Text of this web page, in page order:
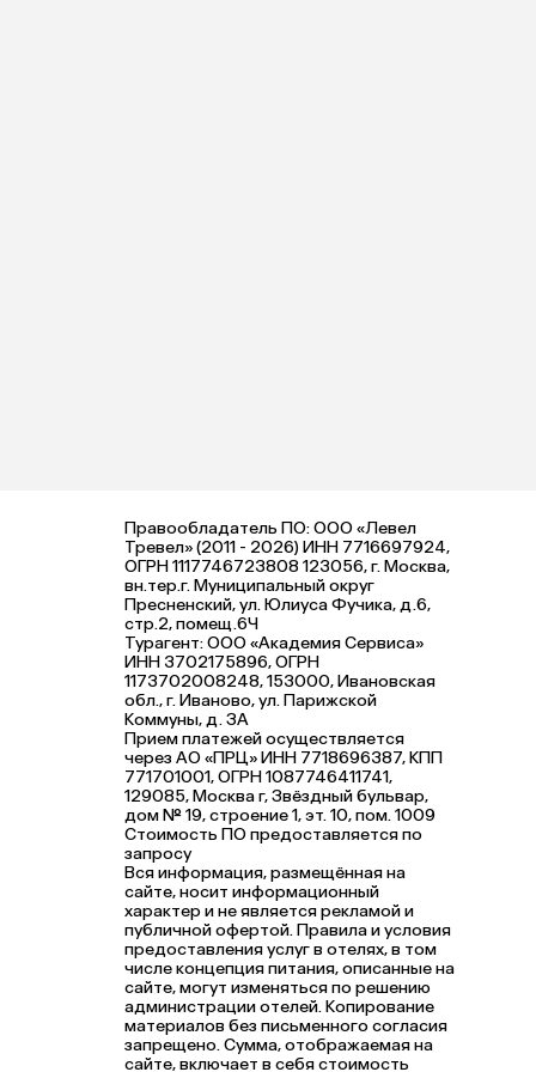
Правообладатель ПО: ООО «Левел
Тревел» (2011 - 2026) ИНН 7716697924,
ОГРН 1117746723808 123056, г. Москва,
вн.тер.г. Муниципальный округ
Пресненский, ул. Юлиуса Фучика, д.6,
стр.2, помещ.6Ч
Турагент: ООО «Академия Сервиса»
ИНН 3702175896, ОГРН
1173702008248, 153000, Ивановская
обл., г. Иваново, ул. Парижской
Коммуны, д. ЗА
Прием платежей осуществляется
через АО «ПРЦ» ИНН 7718696387, КПП
771701001, ОГРН 1087746411741,
129085, Москва г, Звёздный бульвар,
дом № 19, строение 1, эт. 10, пом. 1009
Стоимость ПО предоставляется по
запросу
Вся информация, размещённая на
сайте, носит информационный
характер и не является рекламой и
публичной офертой. Правила и условия
предоставления услуг в отелях, в том
числе концепция питания, описанные на
сайте, могут изменяться по решению
администрации отелей. Копирование
материалов без письменного согласия
запрещено. Сумма, отображаемая на
сайте, включает в себя стоимость